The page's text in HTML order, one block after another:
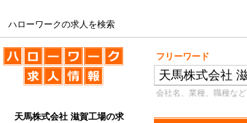
ハローワークの求人を検索
ハローワークの求人を検索 フリーワード
会社名、業種、職種など
天馬株式会社 滋賀工場の求